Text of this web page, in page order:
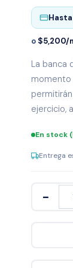
Hasta
o $5,200/
La banca
momento
ejercicio,
En stock
Entrega
−